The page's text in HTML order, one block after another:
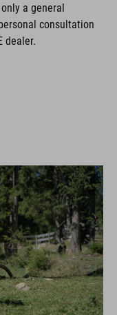
a general
consultation
dealer.